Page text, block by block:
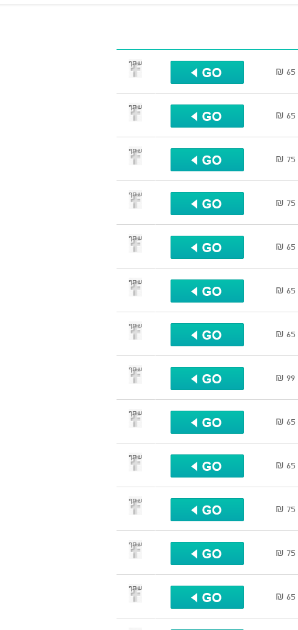
65 ₪
שתף
65 ₪
שתף
75 ₪
שתף
75 ₪
שתף
65 ₪
שתף
65 ₪
שתף
65 ₪
שתף
99 ₪
שתף
65 ₪
שתף
65 ₪
שתף
75 ₪
שתף
75 ₪
שתף
65 ₪
שתף